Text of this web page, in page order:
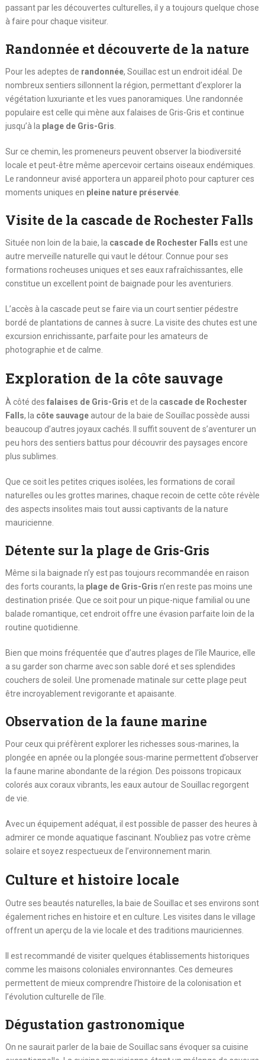
passant par les découvertes culturelles, il y a toujours quelque chose
à faire pour chaque visiteur.
Randonnée et découverte de la nature
Pour les adeptes de randonnée, Souillac est un endroit idéal. De
nombreux sentiers sillonnent la région, permettant d’explorer la
végétation luxuriante et les vues panoramiques. Une randonnée
populaire est celle qui mène aux falaises de Gris-Gris et continue
jusqu’à la plage de Gris-Gris.
Sur ce chemin, les promeneurs peuvent observer la biodiversité
locale et peut-être même apercevoir certains oiseaux endémiques.
Le randonneur avisé apportera un appareil photo pour capturer ces
moments uniques en pleine nature préservée.
Visite de la cascade de Rochester Falls
Située non loin de la baie, la cascade de Rochester Falls est une
autre merveille naturelle qui vaut le détour. Connue pour ses
formations rocheuses uniques et ses eaux rafraîchissantes, elle
constitue un excellent point de baignade pour les aventuriers.
L’accès à la cascade peut se faire via un court sentier pédestre
bordé de plantations de cannes à sucre. La visite des chutes est une
excursion enrichissante, parfaite pour les amateurs de
photographie et de calme.
Exploration de la côte sauvage
À côté des falaises de Gris-Gris et de la cascade de Rochester
Falls, la côte sauvageautour de la baie de Souillac possède aussi
beaucoup d’autres joyaux cachés. Il suffit souvent de s’aventurer un
peu hors des sentiers battus pour découvrir des paysages encore
plus sublimes.
Que ce soit les petites criques isolées, les formations de corail
naturelles ou les grottes marines, chaque recoin de cette côte révèle
des aspects insolites mais tout aussi captivants de la nature
mauricienne.
Détente sur la plage de Gris-Gris
Même si la baignade n’y est pas toujours recommandée en raison
des forts courants, la plage de Gris-Gris n’en reste pas moins une
destination prisée. Que ce soit pour un pique-nique familial ou une
balade romantique, cet endroit offre une évasion parfaite loin de la
routine quotidienne.
Bien que moins fréquentée que d’autres plages de l’île Maurice, elle
a su garder son charme avec son sable doré et ses splendides
couchers de soleil. Une promenade matinale sur cette plage peut
être incroyablement revigorante et apaisante.
Observation de la faune marine
Pour ceux qui préfèrent explorer les richesses sous-marines, la
plongée en apnée ou la plongée sous-marine permettent d’observer
la faune marine abondante de la région. Des poissons tropicaux
colorés aux coraux vibrants, les eaux autour de Souillac regorgent
de vie.
Avec un équipement adéquat, il est possible de passer des heures à
admirer ce monde aquatique fascinant. N’oubliez pas votre crème
solaire et soyez respectueux de l’environnement marin.
Culture et histoire locale
Outre ses beautés naturelles, la baie de Souillac et ses environs sont
également riches en histoire et en culture. Les visites dans le village
offrent un aperçu de la vie locale et des traditions mauriciennes.
Il est recommandé de visiter quelques établissements historiques
comme les maisons coloniales environnantes. Ces demeures
permettent de mieux comprendre l’histoire de la colonisation et
l’évolution culturelle de l’île.
Dégustation gastronomique
On ne saurait parler de la baie de Souillac sans évoquer sa cuisine